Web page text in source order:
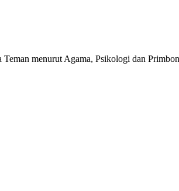
menurut Agama, Psikologi dan